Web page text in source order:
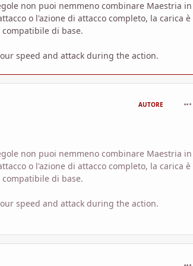
non puoi nemmeno combinare Maestria in
o l'azione di attacco completo, la carica è
di base.
speed and attack during the action.
AUTORE
non puoi nemmeno combinare Maestria in
o l'azione di attacco completo, la carica è
di base.
speed and attack during the action.